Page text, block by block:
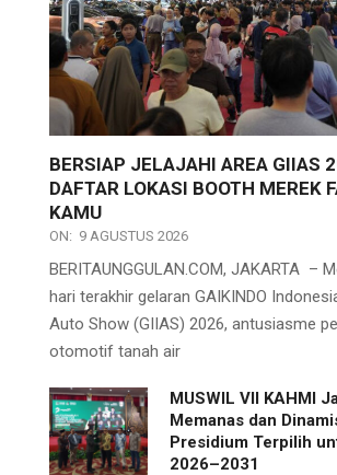
BERSIAP JELAJAHI AREA GIIAS
DAFTAR LOKASI BOOTH MEREK
KAMU
ON: 9 AGUSTUS 2026
BERITAUNGGULAN.COM, JAKARTA –
hari terakhir gelaran GAIKINDO
Auto Show (GIIAS) 2026, antusiasme
otomotif tanah air
MUSWIL VII KAHMI
Memanas dan
Presidium Terpilih
2026–2031